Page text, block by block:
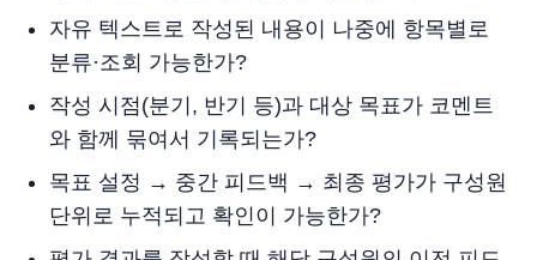
자유 텍스트로 작성된 내용이 나중에 항목별로
분류·조회 가능한가?
작성 시점(분기, 반기 등)과 대상 목표가 코멘트
와 함께 묶여서 기록되는가?
목표 설정 → 중간 피드백 → 최종 평가가 구성원
단위로 누적되고 확인이 가능한가?